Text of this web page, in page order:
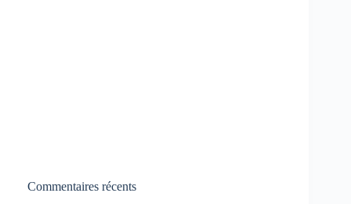
Commentaires récents